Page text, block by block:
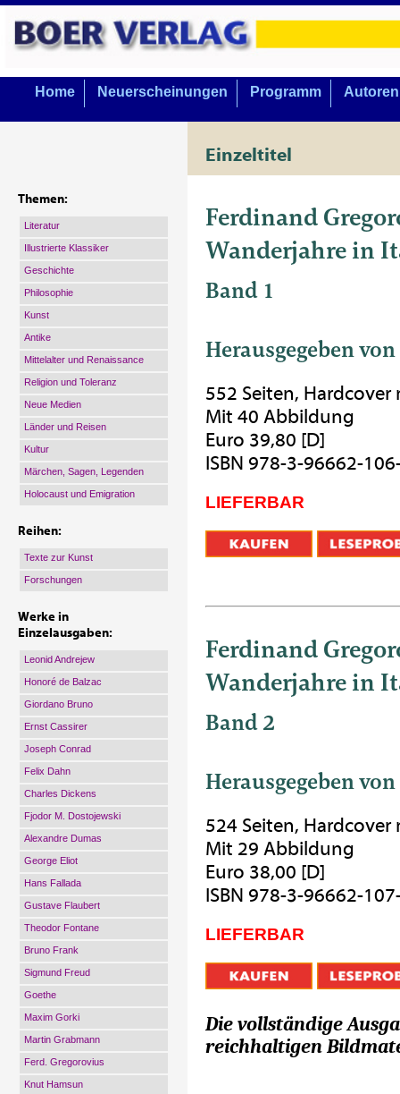
Home Neuerscheinungen Programm Autoren
Einzeltitel
Themen:
Literatur
Illustrierte Klassiker
Geschichte
Philosophie
Kunst
Antike
Mittelalter und Renaissance
Religion und Toleranz
Neue Medien
Länder und Reisen
Kultur
Märchen, Sagen, Legenden
Holocaust und Emigration
Reihen:
Texte zur Kunst
Forschungen
Werke in
Einzelausgaben:
Leonid Andrejew
Honoré de Balzac
Giordano Bruno
Ernst Cassirer
Joseph Conrad
Felix Dahn
Charles Dickens
Fjodor M. Dostojewski
Alexandre Dumas
George Eliot
Hans Fallada
Gustave Flaubert
Theodor Fontane
Bruno Frank
Sigmund Freud
Goethe
Maxim Gorki
Martin Grabmann
Ferd. Gregorovius
Knut Hamsun
Ferdinand
Wanderjahre in
Band 1
Herausgegeben
552 Seiten,
Mit 40 Abbildung
Euro 39,80 [D]
ISBN 978-3-96662-
LIEFERBAR
Ferdinand
Wanderjahre in
Band 2
Herausgegeben
524 Seiten,
Mit 29 Abbildung
Euro 38,00 [D]
ISBN 978-3-96662-
LIEFERBAR
Die vollständige
reichhaltigen